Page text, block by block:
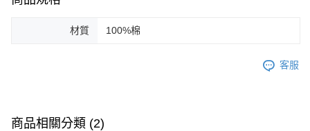
材質 100%棉
客服
商品相關分類 (2)